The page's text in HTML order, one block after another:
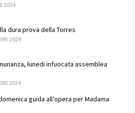
2024
dura prova della Torres
2024
lunedi infuocata assemblea
2024
guida all’opera per Madama